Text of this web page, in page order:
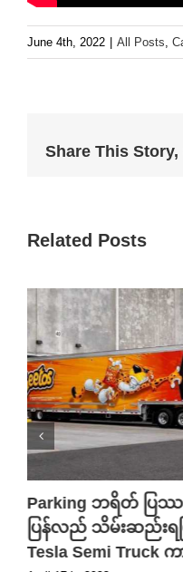
June 4th, 2022 All Posts,
Share This
Related Posts
Parking ဘရိတ် ပြဿ
ပြန်လည် သိမ်းဆည်းရ
Tesla Semi Truck